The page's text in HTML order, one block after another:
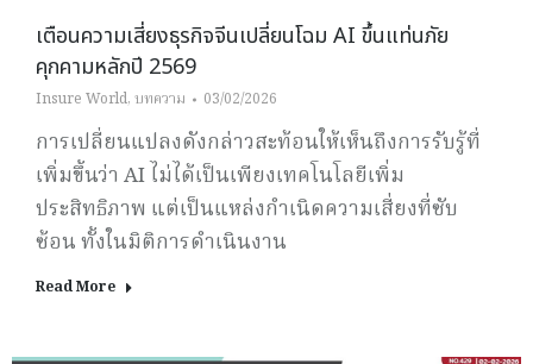
เตือนความเสี่ยงธุรกิจจีนเปลี่ยนโฉม AI ขึ้นแท่นภัย
คุกคามหลักปี 2569
Insure World, บทความ 03/02/2026
การเปลี่ยนแปลงดังกล่าวสะท้อนให้เห็นถึงการรับรู้ที่
เพิ่มขึ้นว่า AI ไม่ได้เป็นเพียงเทคโนโลยีเพิ่ม
ประสิทธิภาพ แต่เป็นแหล่งกำเนิดความเสี่ยงที่ซับ
ซ้อน ทั้งในมิติการดำเนินงาน
Read More